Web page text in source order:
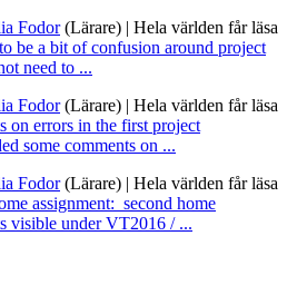
Fodor(Lärare) | Hela världen får läsa
be a bit of confusion around project
need to ...
Fodor(Lärare) | Hela världen får läsa
on errors in the first project
some comments on ...
Fodor(Lärare) | Hela världen får läsa
assignment: second home
visible under VT2016 / ...